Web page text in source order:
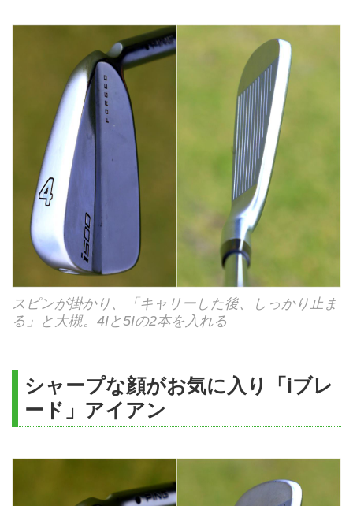
スピンが掛かり、「キャリーした後、しっかり止ま
る」と大槻。4Iと5Iの2本を入れる
シャープな顔がお気に入り「iブレ
ード」アイアン